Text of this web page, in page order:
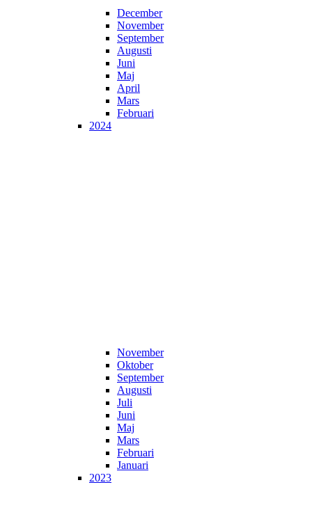
December
November
September
Augusti
Juni
Maj
April
Mars
Februari
2024
November
Oktober
September
Augusti
Juli
Juni
Maj
Mars
Februari
Januari
2023